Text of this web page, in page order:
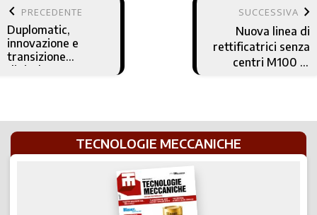
keyboard_arrow_left PRECEDENTE
Duplomatic,
innovazione e
transizione
digitale
SUCCESSIVA keyboard_arrow_right
Nuova linea di
rettificatrici senza
centri M100 di
TECNOLOGIE MECCANICHE